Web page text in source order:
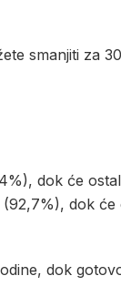
smanjiti za
dok će
dok će
dok